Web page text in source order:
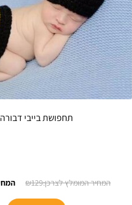
תחפושת בייבי דבורה
₪129
המחיר